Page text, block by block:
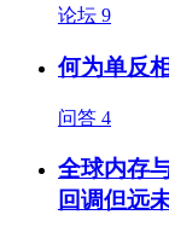
论坛 9
何为单反
问答 4
全球内存
回调但远